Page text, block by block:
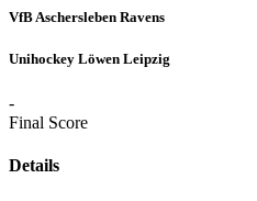
VfB Aschersleben Ravens
Unihockey Löwen Leipzig
-
Final Score
Details